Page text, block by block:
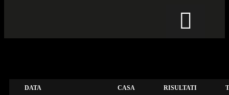
DATA CASA RISULTATI